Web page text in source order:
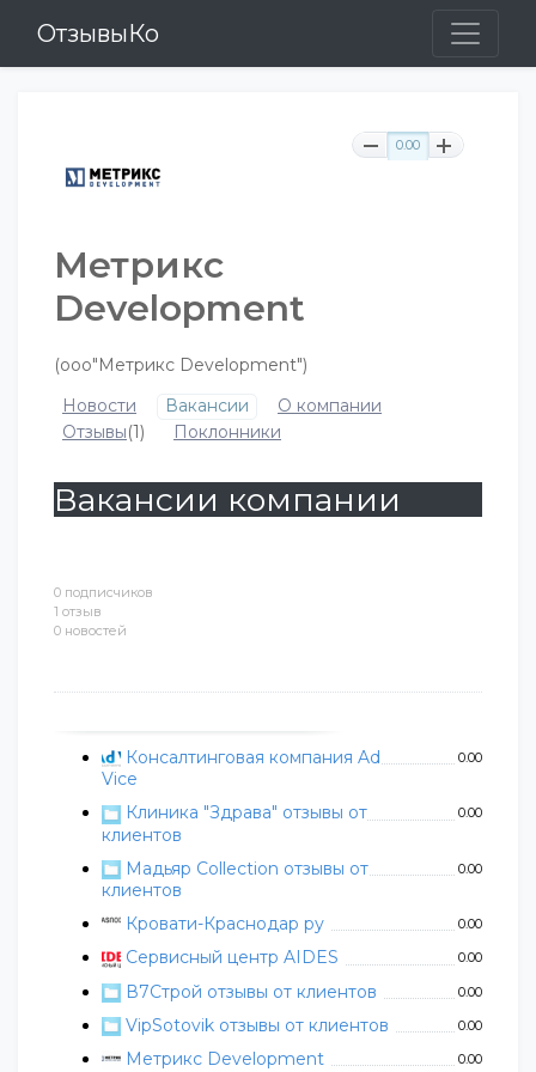
ОтзывыКо
0 подписчиков
1 отзыв
0 новостей
Консалтинговая компания Ad
Vice
0.00
Клиника "Здрава" отзывы от
клиентов
0.00
Мадьяр Collection отзывы от
клиентов
0.00
Кровати-Краснодар ру 0.00
Сервисный центр AIDES 0.00
В7Строй отзывы от клиентов 0.00
VipSotovik отзывы от клиентов 0.00
Метрикс Development 0.00
0.00
Метрикс
Development
(ооо"Метрикс Development")
Новости
Вакансии
О компании
Отзывы(1) Поклонники
Вакансии компании